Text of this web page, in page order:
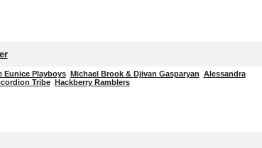
Eunice Playboys Michael Brook & Djivan Gasparyan Alessandra
Tribe Hackberry Ramblers